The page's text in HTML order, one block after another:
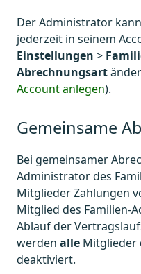
Der Administrator
jederzeit in seinem
Einstellungen >
Abrechnungsart
Account anlegen).
Gemeinsame
Bei gemeinsamer
Administrator des
Mitglieder Zahlungen
Mitglied des Familien-
Ablauf der
werden alle Mitglieder
deaktiviert.